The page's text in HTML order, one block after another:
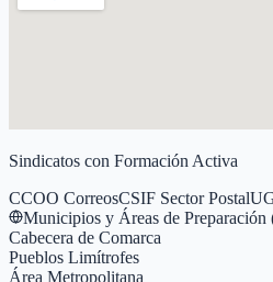
Sindicatos con Formación Activa
CCOO CorreosCSIF Sector Postal
Municipios y Áreas de Preparación
Cabecera de Comarca
Pueblos Limítrofes
Área Metropolitana